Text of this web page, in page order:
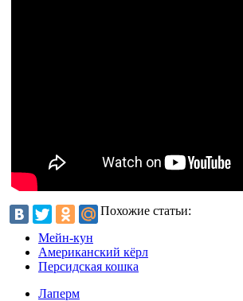
Похожие статьи:
Мейн-кун
Американский кёрл
Персидская кошка
Лаперм